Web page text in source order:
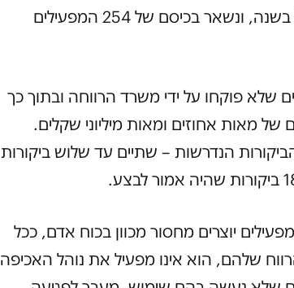
עומד על כ-3.5 מיליארד שקל בשנה, ונשאר בכיסם של 254 המפעילים
שלא פוקחו על ידי משרד הרווחה ובתוך כך
של מאות אחוזים ומאות מיליוני שקלים.
רק 16 אחוז מהביקורות הנדרשות – שתיים עד שלוש ביקורות
יוצרים מחסור מכוון בכוח אדם, ככל
שלהם, הוא אינו מפעיל את נוהל האכיפה